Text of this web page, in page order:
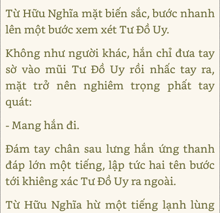
Từ Hữu Nghĩa mặt biến sắc, bước nhanh
lên một bước xem xét Tư Đồ Uy.
Không như người khác, hắn chỉ đưa tay
sờ vào mũi Tư Đồ Uy rồi nhấc tay ra,
mặt trở nên nghiêm trọng phất tay
quát:
- Mang hắn đi.
Đám tay chân sau lưng hắn ứng thanh
đáp lớn một tiếng, lập tức hai tên bước
tới khiêng xác Tư Đồ Uy ra ngoài.
Từ Hữu Nghĩa hừ một tiếng lạnh lùng